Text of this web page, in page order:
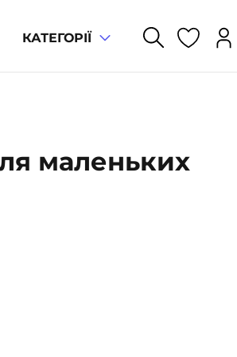
КАТЕГОРІЇ
У кошику немає товарів.
маленьких